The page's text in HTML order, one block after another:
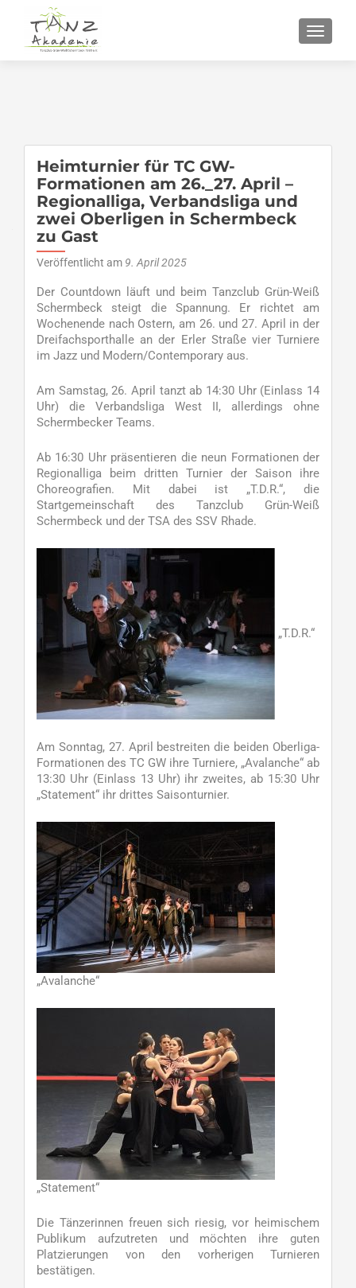
Heimturnier für TC GW-
Formationen am 26._27. April –
Regionalliga, Verbandsliga und
zwei Oberligen in Schermbeck
zu Gast
Veröffentlicht am 9. April 2025
Der Countdown läuft und beim Tanzclub Grün-Weiß
Schermbeck steigt die Spannung. Er richtet am
Wochenende nach Ostern, am 26. und 27. April in der
Dreifachsporthalle an der Erler Straße vier Turniere
im Jazz und Modern/Contemporary aus.
Am Samstag, 26. April tanzt ab 14:30 Uhr (Einlass 14
Uhr) die Verbandsliga West II, allerdings ohne
Schermbecker Teams.
Ab 16:30 Uhr präsentieren die neun Formationen der
Regionalliga beim dritten Turnier der Saison ihre
Choreografien. Mit dabei ist „T.D.R.“, die
Startgemeinschaft des Tanzclub Grün-Weiß
Schermbeck und der TSA des SSV Rhade.
„T.D.R.“
Am Sonntag, 27. April bestreiten die beiden Oberliga-
Formationen des TC GW ihre Turniere, „Avalanche“ ab
13:30 Uhr (Einlass 13 Uhr) ihr zweites, ab 15:30 Uhr
„Statement“ ihr drittes Saisonturnier.
„Avalanche“
„Statement“
Die Tänzerinnen freuen sich riesig, vor heimischem
Publikum aufzutreten und möchten ihre guten
Platzierungen von den vorherigen Turnieren
bestätigen.